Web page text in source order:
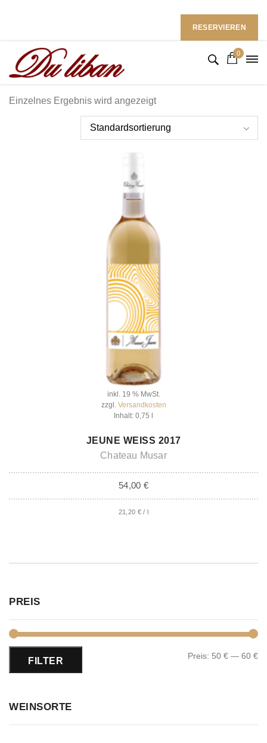
RESERVIEREN
0
Einzelnes Ergebnis wird angezeigt
inkl. 19 % MwSt.
zzgl. Versandkosten
Inhalt: 0,75 l
IN DEN WARENKORB
JEUNE WEISS 2017
Chateau Musar
54,00 €
21,20 €/ l
PREIS
FILTER Preis: 50 € — 60 €
WEINSORTE